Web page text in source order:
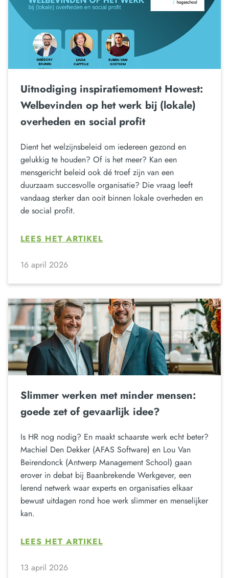
Uitnodiging inspiratiemoment Howest:
Welbevinden op het werk bij (lokale)
overheden en social profit
Dient het welzijnsbeleid om iedereen gezond en
gelukkig te houden? Of is het meer? Kan een
mensgericht beleid ook dé troef zijn van een
duurzaam succesvolle organisatie? Die vraag leeft
vandaag sterker dan ooit binnen lokale overheden en
de social profit.
LEES HET ARTIKEL
16 april 2026
Slimmer werken met minder mensen:
goede zet of gevaarlijk idee?
Is HR nog nodig? En maakt schaarste werk echt beter?
Machiel Den Dekker (AFAS Software) en Lou Van
Beirendonck (Antwerp Management School) gaan
erover in debat bij Baanbrekende Werkgever, een
lerend netwerk waar experts en organisaties elkaar
bewust uitdagen rond hoe werk slimmer en menselijker
kan.
LEES HET ARTIKEL
13 april 2026